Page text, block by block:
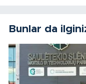
Bunlar da